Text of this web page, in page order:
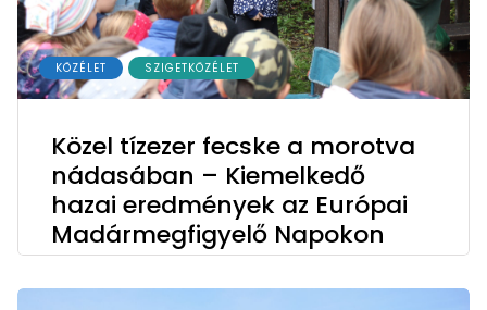
KÖZÉLET SZIGETKÖZÉLET
Közel tízezer fecske a morotva
nádasában – Kiemelkedő
hazai eredmények az Európai
Madármegfigyelő Napokon